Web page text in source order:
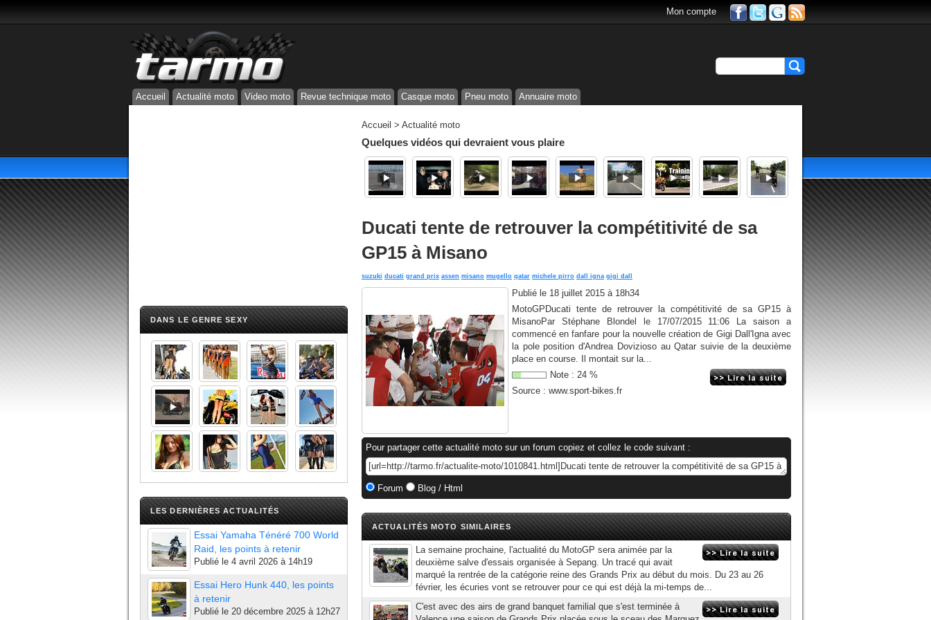
Mon compte
Accueil Actualité moto Video moto Revue technique moto Casque moto Pneu moto Annuaire moto
DANS LE GENRE SEXY
LES DERNIÈRES ACTUALITÉS
Essai Yamaha Ténéré 700 World
Raid, les points à retenir
Publié le 4 avril 2026 à 14h19
Essai Hero Hunk 440, les points
à retenir
Publié le 20 décembre 2025 à 12h27
Accueil > Actualité moto
Quelques vidéos qui devraient vous plaire
Ducati tente de retrouver la compétitivité de sa
GP15 à Misano
suzuki ducati grand prix assen misano mugello qatar michele pirro dall igna gigi dall
Publié le 18 juillet 2015 à 18h34
MotoGPDucati tente de retrouver la compétitivité de sa GP15 à
MisanoPar Stéphane Blondel le 17/07/2015 11:06 La saison a
commencé en fanfare pour la nouvelle création de Gigi Dall'Igna avec
la pole position d'Andrea Dovizioso au Qatar suivie de la deuxième
place en course. Il montait sur la...
Note : 24 %
Source : www.sport-bikes.fr
Pour partager cette actualité moto sur un forum copiez et collez le code suivant :
Forum Blog / Html
ACTUALITÉS MOTO SIMILAIRES
La semaine prochaine, l'actualité du MotoGP sera animée par la
deuxième salve d'essais organisée à Sepang. Un tracé qui avait
marqué la rentrée de la catégorie reine des Grands Prix au début du mois. Du 23 au 26
février, les écuries vont se retrouver pour ce qui est déjà la mi-temps de...
C'est avec des airs de grand banquet familial que s'est terminée à